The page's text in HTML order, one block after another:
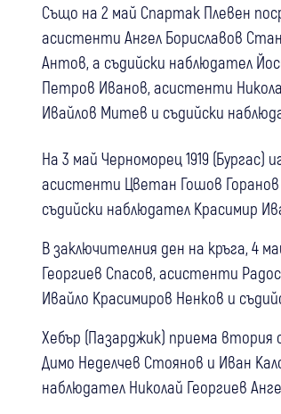
Също на 2 май Спартак Плевен
асистенти Ангел Бориславов
Антов, а съдийски наблюдател
Петров Иванов, асистенти
Ивайлов Митев и съдийски
На 3 май Черноморец 1919
асистенти Цветан Гошов
съдийски наблюдател Красимир
В заключителния ден на кръга, 4
Георгиев Спасов, асистенти
Ивайло Красимиров Ненков и
Хебър (Пазарджик) приема втория
Димо Неделчев Стоянов и Иван
наблюдател Николай Георгиев